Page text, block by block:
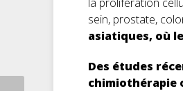
sein, prostate,
asiatiques, où
Des études
chimiothérapie